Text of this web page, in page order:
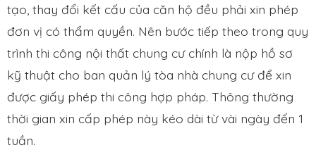
tạo, thay đổi kết cấu của căn hộ đều phải xin phép
đơn vị có thẩm quyền. Nên bước tiếp theo trong quy
trình thi công nội thất chung cư chính là nộp hồ sơ
kỹ thuật cho ban quản lý tòa nhà chung cư để xin
được giấy phép thi công hợp pháp. Thông thường
thời gian xin cấp phép này kéo dài từ vài ngày đến 1
tuần.